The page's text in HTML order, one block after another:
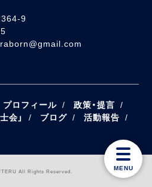
MENU
9
プロフィール
政策・提言
会」 ブログ
活動報告
All Rights Reserved.